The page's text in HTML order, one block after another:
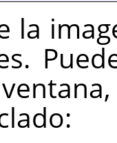
la